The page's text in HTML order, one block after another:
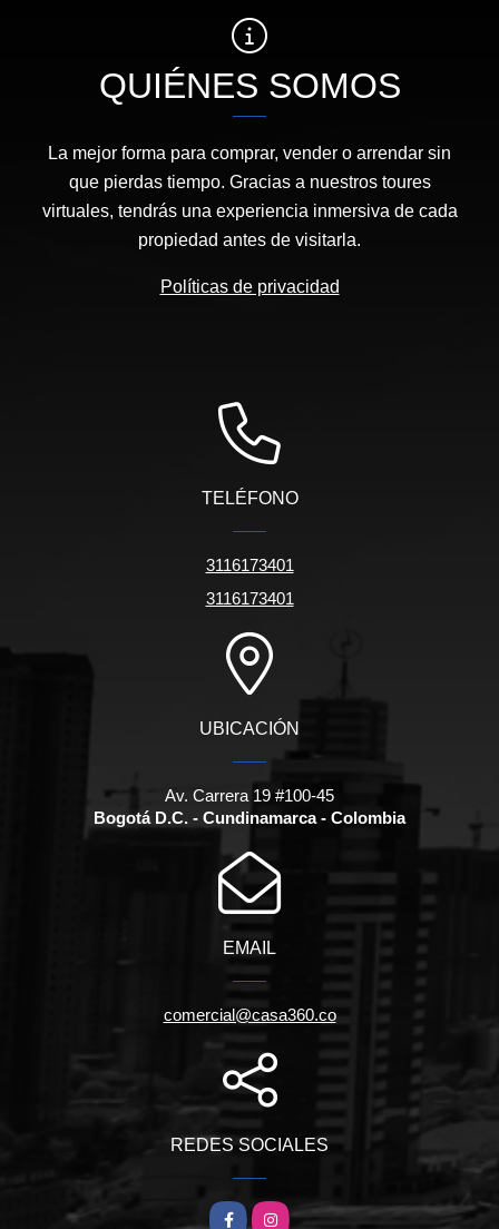
QUIÉNES SOMOS
La mejor forma para comprar, vender o arrendar sin
que pierdas tiempo. Gracias a nuestros toures
virtuales, tendrás una experiencia inmersiva de cada
propiedad antes de visitarla.
Políticas de privacidad
TELÉFONO
3116173401
3116173401
UBICACIÓN
Av. Carrera 19 #100-45
Bogotá D.C. - Cundinamarca - Colombia
EMAIL
comercial@casa360.co
REDES SOCIALES
FacebookInstagram